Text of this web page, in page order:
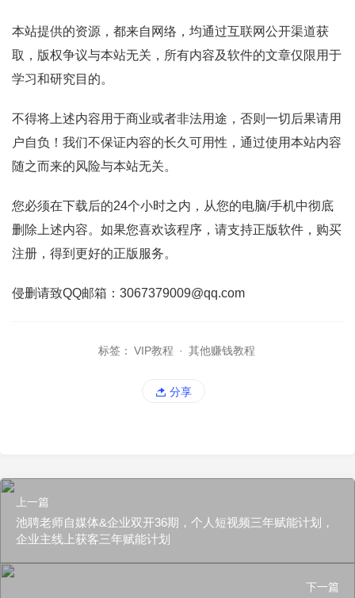
本站提供的资源，都来自网络，均通过互联网公开渠道获
取，版权争议与本站无关，所有内容及软件的文章仅限用于
学习和研究目的。
不得将上述内容用于商业或者非法用途，否则一切后果请用
户自负！我们不保证内容的长久可用性，通过使用本站内容
随之而来的风险与本站无关。
您必须在下载后的24个小时之内，从您的电脑/手机中彻底
删除上述内容。如果您喜欢该程序，请支持正版软件，购买
注册，得到更好的正版服务。
侵删请致QQ邮箱：3067379009@qq.com
标签： VIP教程 · 其他赚钱教程
分享
上一篇
池聘老师自媒体&企业双开36期，个人短视频三年赋能计划，
企业主线上获客三年赋能计划
下一篇